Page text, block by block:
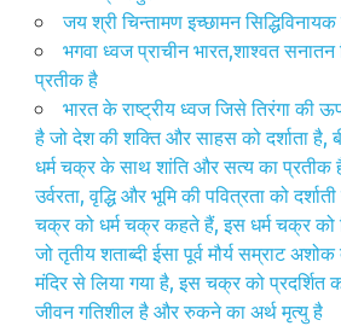
जय श्री चिन्तामण इच्छामन
भगवा ध्वज प्राचीन भारत,शाश्वत सनातन
प्रतीक है
भारत के राष्ट्रीय ध्वज जिसे तिरंगा की
है जो देश की शक्ति और साहस को दर्शाता है,
धर्म चक्र के साथ शांति और सत्य का प्रतीक
उर्वरता, वृद्धि और भूमि की पवित्रता को
चक्र को धर्म चक्र कहते हैं, इस धर्म चक्र
जो तृतीय शताब्दी ईसा पूर्व मौर्य सम्राट अशोक
मंदिर से लिया गया है, इस चक्र को
जीवन गति‍शील है और रुकने का अर्थ मृत्यु है